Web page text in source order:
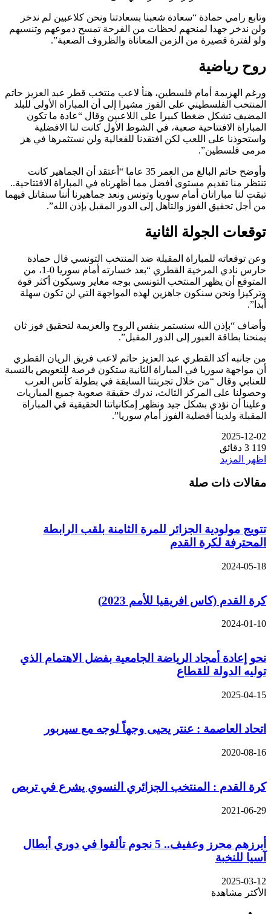
وتابع رامي حمادة “سعادة شعبنا بسعادتنا ونحن كلاعبين لم ندخر
ولن ندخر جهدا لمنحهم لحظات من الفرحة تمسح دموعهم وتنسيهم
ولو لفترة قصيرة من الزمن المعاناة والظروف الصعبة”.
روح رياضية
ورغم الهزيمة أمام فلسطين، هنأ لاعب منتخب قطر عبد العزيز حاتم
المنتخب الفلسطيني على الفوز مشيرا إلى أن المباراة الأولى للبلد
المضيف تشكل ضغطا كبيرا على اللاعبين وقال “عادة ما تكون
المباراة الافتتاحية صعبة، في الشوط الأول كانت لنا الافضلية
واستحوذنا على اللعب لكن افتقدنا للفعالية ولن نستثمرها في هز
مرمى فلسطين”.
وأوضح حاتم البالغ من العمر 35 عاما “أعتقد أن الجماهير كانت
تنتظر منا تقديم مستوى أفضل مما أظهرناه في المباراة الافتتاحية..
تبقت لنا مباراتان أمام سوريا وتونس ونعد جماهيرنا أننا سنقاتل فيهما
من أجل تحقيق الفوز والتأهل إلى الدور المقبل بإذن الله”.
توقعات الجولة الثانية
وعن توقعاته للمباراة المقبلة ضد المنتخب التونسي قال حمادة
حارس نادي المرخية القطري “بعد خسارته أمام سوريا 0-1، من
المتوقع أن يظهر المنتخب التونسي بوجه مغاير وسيكون أكثر قوة
وتركيزا ونحن سنكون جاهزين لهذه المواجهة التي لن تكون سهلة
أبدا”.
وأضاف “بإذن الله سنستمر بنفس الروح والعزيمة لتحقيق فوز ثان
يمنحنا بطاقة العبور إلى الدور المقبل”.
من جانبه أكد القطري عبد العزيز حاتم لاعب فريق الريان القطري
أن مواجهة سوريا في المباراة الثانية ستكون فرصة للتعويض بالنسبة
للعنابي وقال “من خلال تجربتنا السابقة في بطولة كأس العرب
وحصولنا على المركز الثالث، ندرك حقيقة صعوبة جميع المباريات
وعلينا أن نؤدي بشكل جيد ونظهر إمكانياتنا الحقيقية في المباراة
المقبلة ولدينا أفضلية الفوز أمام سوريا”.
2025-12-02
119 3 دقائق
اظهر المزيد
مقالات ذات صلة
تتويج مولودية الجزائر للمرة الثامنة بلقب الرابطة
المحترفة لكرة القدم
2024-05-18
كرة القدم (كاس افريقيا للأمم 2023)
2024-01-10
نحو إعادة أمجاد الرياضة الجامعية بفضل الاهتمام الذي
توليه الدولة للقطاع
2025-04-15
اتحاد العاصمة : عنتر يحيى وجهاً لوجه مع سيربور
2020-08-16
كرة القدم : المنتخب الجزائري النسوي يشرع في تربص
2021-06-29
أبرزهم محرز وعفيف.. 5 نجوم تألقوا في دوري أبطال
آسيا للنخبة
2025-03-12
الأكثر مشاهدة